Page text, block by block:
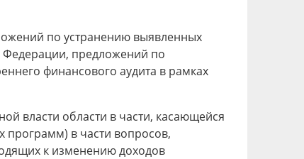
по устранению выявленных
Федерации, предложений по
финансового аудита в рамках
власти области в части, касающейся
программ) в части вопросов,
к изменению доходов